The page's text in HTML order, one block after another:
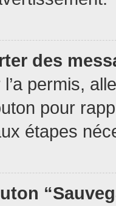
des
l’a permis,
pour
étapes